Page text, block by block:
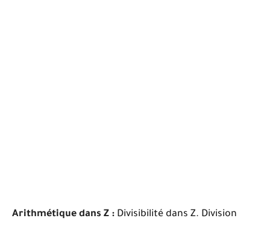
Arithmétique dans Z : Divisibilité dans Z. Division